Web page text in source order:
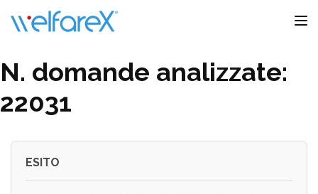
N. domande analizzate:
22031
ESITO